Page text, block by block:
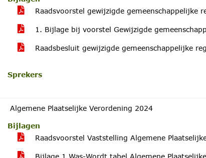
Raadsvoorstel gewijzigde gemeenschappelijke
1. Bijlage bij voorstel Gewijzigde
Raadsbesluit gewijzigde gemeenschappelijke
Sprekers
Algemene Plaatselijke Verordening 2024
Bijlagen
Raadsvoorstel Vaststelling Algemene
Bijlage 1 Was-Wordt tabel Algemene